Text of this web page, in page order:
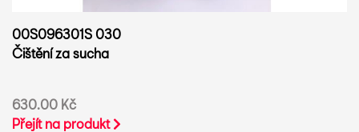
00S096301S 030
Čištění za sucha
630.00 Kč
Přejít na produkt